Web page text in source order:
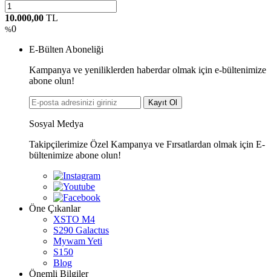
10.000,00 TL
%0
E-Bülten Aboneliği
Kampanya ve yeniliklerden haberdar olmak için e-bültenimize
abone olun!
Kayıt Ol
Sosyal Medya
Takipçilerimize Özel Kampanya ve Fırsatlardan olmak için E-
bültenimize abone olun!
Öne Çıkanlar
XSTO M4
S290 Galactus
Mywam Yeti
S150
Blog
Önemli Bilgiler